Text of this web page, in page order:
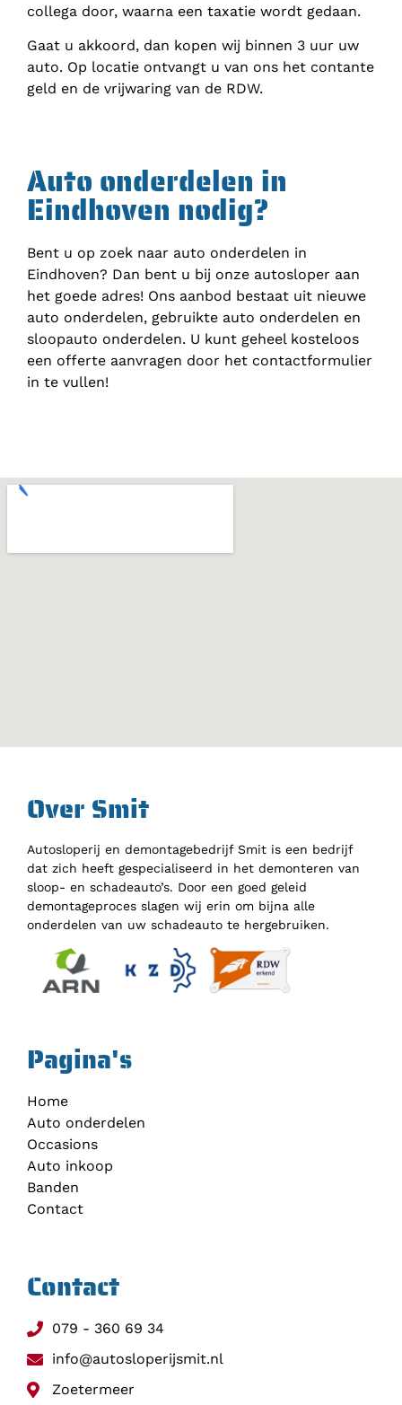
collega door, waarna een taxatie wordt gedaan.
Gaat u akkoord, dan kopen wij binnen 3 uur uw
auto. Op locatie ontvangt u van ons het contante
geld en de vrijwaring van de RDW.
Auto onderdelen in
Eindhoven nodig?
Bent u op zoek naar auto onderdelen in
Eindhoven? Dan bent u bij onze autosloper aan
het goede adres! Ons aanbod bestaat uit nieuwe
auto onderdelen, gebruikte auto onderdelen en
sloopauto onderdelen. U kunt geheel kosteloos
een offerte aanvragen door het contactformulier
in te vullen!
Over Smit
Autosloperij en demontagebedrijf Smit is een bedrijf
dat zich heeft gespecialiseerd in het demonteren van
sloop- en schadeauto’s. Door een goed geleid
demontageproces slagen wij erin om bijna alle
onderdelen van uw schadeauto te hergebruiken.
Pagina's
Home
Auto onderdelen
Occasions
Auto inkoop
Banden
Contact
Contact
079 - 360 69 34
info@autosloperijsmit.nl
Zoetermeer